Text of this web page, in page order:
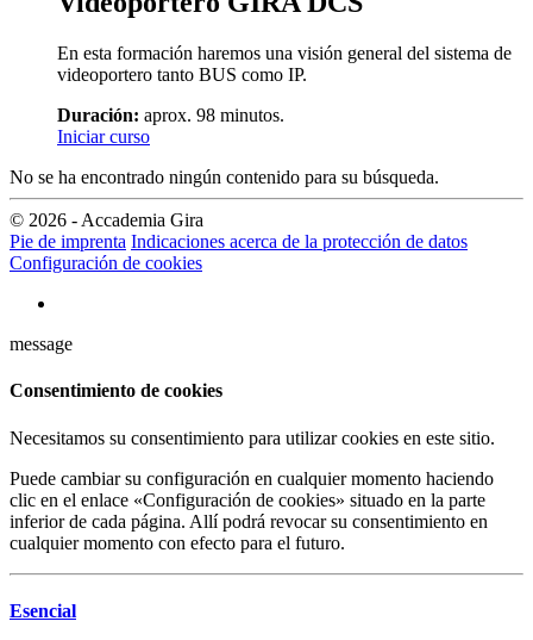
En esta formación haremos una visión general del sistema de
videoportero tanto BUS como IP.
Duración: aprox. 98 minutos.
Iniciar curso
No se ha encontrado ningún contenido para su búsqueda.
© 2026 - Accademia Gira
Pie de imprenta Indicaciones acerca de la protección de datos
Configuración de cookies
message
Consentimiento de cookies
Necesitamos su consentimiento para utilizar cookies en este sitio.
Puede cambiar su configuración en cualquier momento haciendo
clic en el enlace «Configuración de cookies» situado en la parte
inferior de cada página. Allí podrá revocar su consentimiento en
cualquier momento con efecto para el futuro.
Esencial